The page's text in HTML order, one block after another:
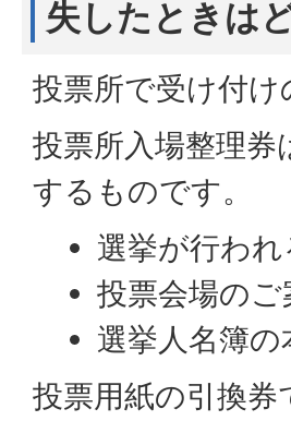
失したときは
投票所で受け付
投票所入場整理
するものです。
選挙が行わ
投票会場のご
選挙人名簿
投票用紙の引換